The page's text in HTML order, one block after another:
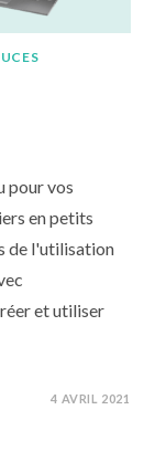
pour vos
en petits
de l'utilisation
et utiliser
4 AVRIL 2021